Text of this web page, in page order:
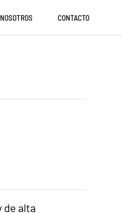
NOSOTROS CONTACTO
de alta